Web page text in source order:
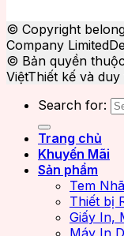
© Copyright
Company Limited
© Bản quyền
ViệtThiết kế và
Search for:
Trang chủ
Khuyến Mãi
Sản phẩm
Tem
Thiết bị
Giấy In,
Máy In